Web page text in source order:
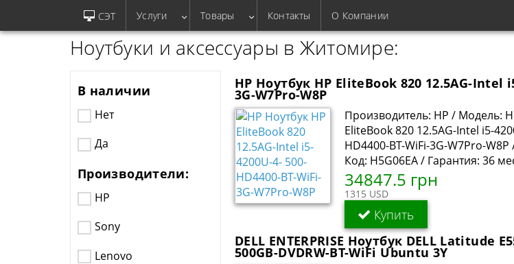
СЭТ Услуги Товары Контакты О Компании
Ноутбуки и аксессуары в Житомире:
В наличии
Нет
Да
Производители:
HP
Sony
Lenovo
HP Ноутбук HP EliteBook 820 12.5AG-Intel
3G-W7Pro-W8P
Производитель: HP / Модель:
EliteBook 820 12.5AG-Intel i5-
HD4400-BT-WiFi-3G-W7Pro-
Код: H5G06EA / Гарантия: 36
34847.5 грн
1315 USD
Купить
DELL ENTERPRISE Ноутбук DELL Latitude
500GB-DVDRW-BT-WiFi Ubuntu 3Y